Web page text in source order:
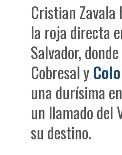
Cristian Zavala
la roja directa
Salvador,
Cobresal y
una durísima
un llamado del
su destino.